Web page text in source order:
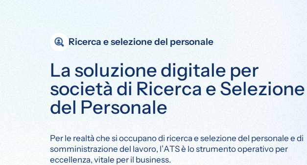
Ricerca e selezione del personale
La soluzione digitale per
società di Ricerca e Selezione
del Personale
Per le realtà che si occupano di ricerca e selezione del personale e di
somministrazione del lavoro, l’ATS è lo strumento operativo per
eccellenza, vitale per il business.